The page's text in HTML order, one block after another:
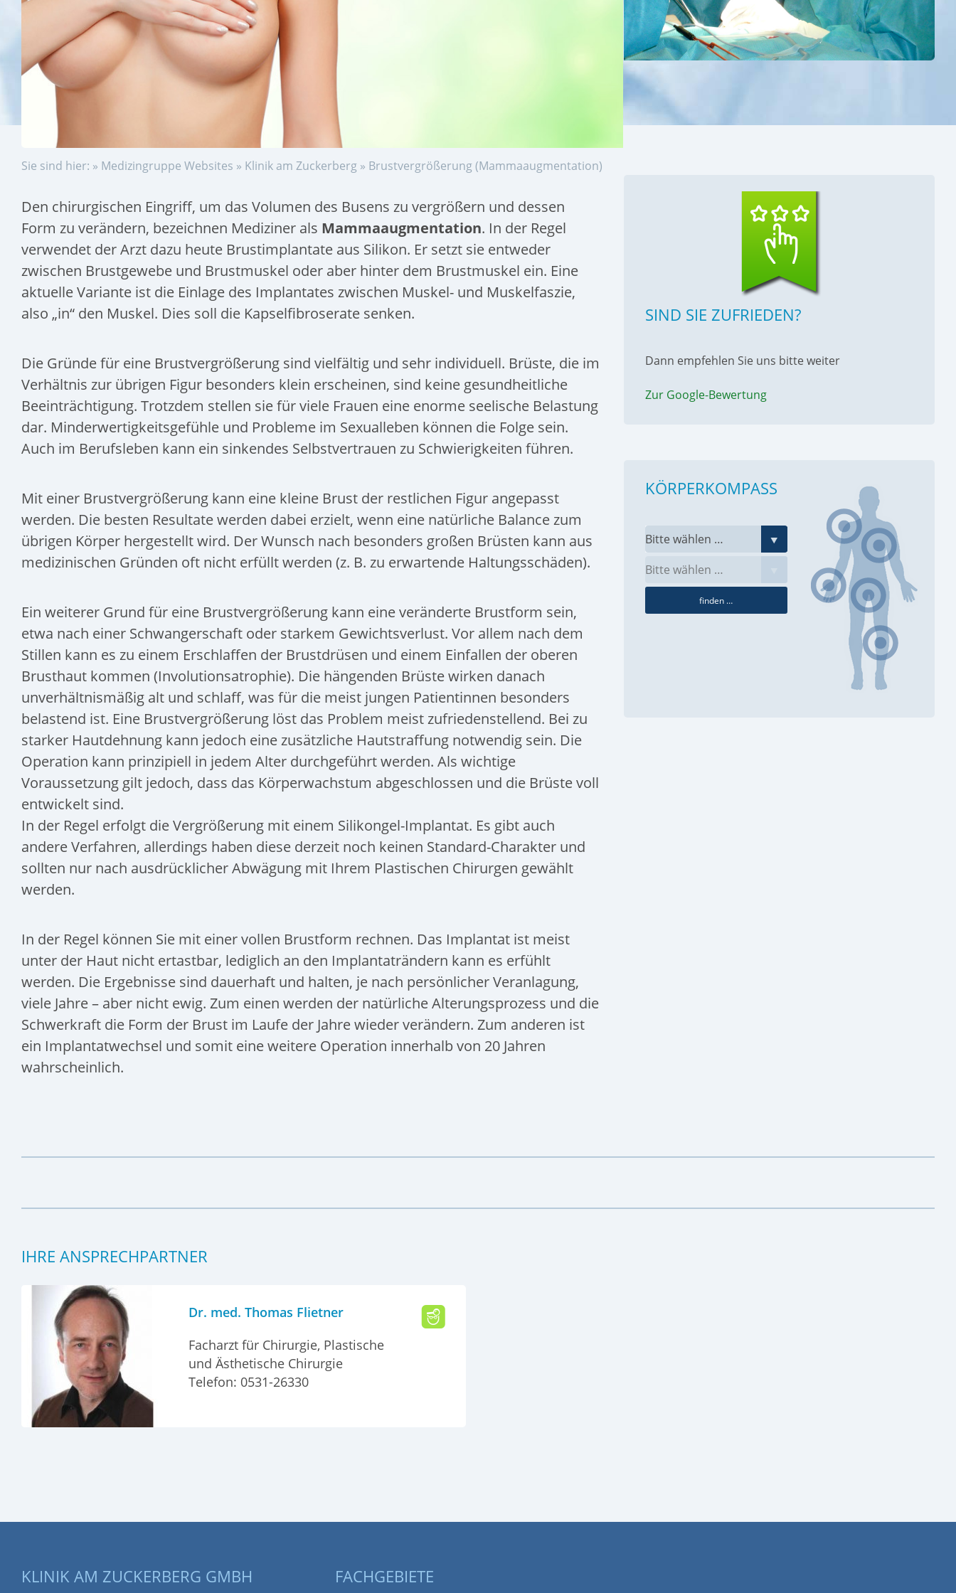
Sie sind hier: » Medizingruppe Websites » Klinik am Zuckerberg » Brustvergrößerung (Mammaaugmentation)
Den chirurgischen Eingriff, um das Volumen des Busens zu vergrößern und dessen
Form zu verändern, bezeichnen Mediziner als Mammaaugmentation. In der Regel
verwendet der Arzt dazu heute Brustimplantate aus Silikon. Er setzt sie entweder
zwischen Brustgewebe und Brustmuskel oder aber hinter dem Brustmuskel ein. Eine
aktuelle Variante ist die Einlage des Implantates zwischen Muskel- und Muskelfaszie,
also „in“ den Muskel. Dies soll die Kapselfibroserate senken.
Die Gründe für eine Brustvergrößerung sind vielfältig und sehr individuell. Brüste, die im
Verhältnis zur übrigen Figur besonders klein erscheinen, sind keine gesundheitliche
Beeinträchtigung. Trotzdem stellen sie für viele Frauen eine enorme seelische Belastung
dar. Minderwertigkeitsgefühle und Probleme im Sexualleben können die Folge sein.
Auch im Berufsleben kann ein sinkendes Selbstvertrauen zu Schwierigkeiten führen.
Mit einer Brustvergrößerung kann eine kleine Brust der restlichen Figur angepasst
werden. Die besten Resultate werden dabei erzielt, wenn eine natürliche Balance zum
übrigen Körper hergestellt wird. Der Wunsch nach besonders großen Brüsten kann aus
medizinischen Gründen oft nicht erfüllt werden (z. B. zu erwartende Haltungsschäden).
Ein weiterer Grund für eine Brustvergrößerung kann eine veränderte Brustform sein,
etwa nach einer Schwangerschaft oder starkem Gewichtsverlust. Vor allem nach dem
Stillen kann es zu einem Erschlaffen der Brustdrüsen und einem Einfallen der oberen
Brusthaut kommen (Involutionsatrophie). Die hängenden Brüste wirken danach
unverhältnismäßig alt und schlaff, was für die meist jungen Patientinnen besonders
belastend ist. Eine Brustvergrößerung löst das Problem meist zufriedenstellend. Bei zu
starker Hautdehnung kann jedoch eine zusätzliche Hautstraffung notwendig sein. Die
Operation kann prinzipiell in jedem Alter durchgeführt werden. Als wichtige
Voraussetzung gilt jedoch, dass das Körperwachstum abgeschlossen und die Brüste voll
entwickelt sind.
In der Regel erfolgt die Vergrößerung mit einem Silikongel-Implantat. Es gibt auch
andere Verfahren, allerdings haben diese derzeit noch keinen Standard-Charakter und
sollten nur nach ausdrücklicher Abwägung mit Ihrem Plastischen Chirurgen gewählt
werden.
In der Regel können Sie mit einer vollen Brustform rechnen. Das Implantat ist meist
unter der Haut nicht ertastbar, lediglich an den Implantaträndern kann es erfühlt
werden. Die Ergebnisse sind dauerhaft und halten, je nach persönlicher Veranlagung,
viele Jahre – aber nicht ewig. Zum einen werden der natürliche Alterungsprozess und die
Schwerkraft die Form der Brust im Laufe der Jahre wieder verändern. Zum anderen ist
ein Implantatwechsel und somit eine weitere Operation innerhalb von 20 Jahren
wahrscheinlich.
SIND SIE ZUFRIEDEN?
Dann empfehlen Sie uns bitte weiter
Zur Google-Bewertung
KÖRPERKOMPASS
finden …
IHRE ANSPRECHPARTNER
Dr. med. Thomas Flietner
Facharzt für Chirurgie, Plastische
und Ästhetische Chirurgie
Telefon: 0531-26330
KLINIK AM ZUCKERBERG GMBH FACHGEBIETE